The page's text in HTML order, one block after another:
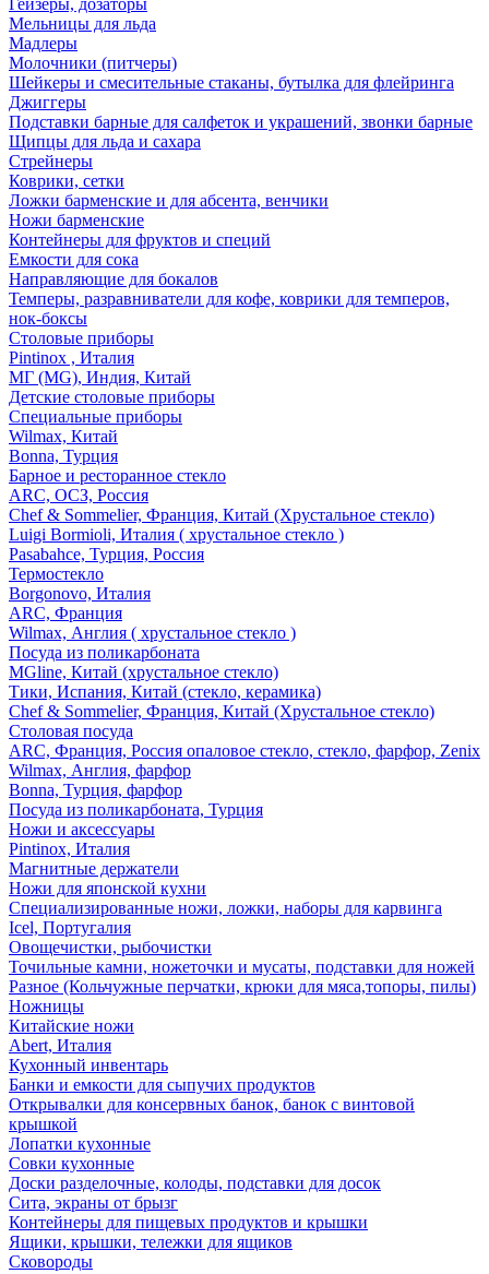
Гейзеры, дозаторы
Мельницы для льда
Мадлеры
Молочники (питчеры)
Шейкеры и смесительные стаканы, бутылка для флейринга
Джиггеры
Подставки барные для салфеток и украшений, звонки барные
Щипцы для льда и сахара
Стрейнеры
Коврики, сетки
Ложки барменские и для абсента, венчики
Ножи барменские
Контейнеры для фруктов и специй
Емкости для сока
Направляющие для бокалов
Темперы, разравниватели для кофе, коврики для темперов,
нок-боксы
Столовые приборы
Pintinox , Италия
МГ (MG), Индия, Китай
Детские столовые приборы
Специальные приборы
Wilmax, Китай
Bonna, Турция
Барное и ресторанное стекло
ARC, ОСЗ, Россия
Chef & Sommelier, Франция, Китай (Хрустальное стекло)
Luigi Bormioli, Италия ( хрустальное стекло )
Pasabahce, Турция, Россия
Термостекло
Borgonovo, Италия
ARC, Франция
Wilmax, Англия ( хрустальное стекло )
Посуда из поликарбоната
MGline, Китай (хрустальное стекло)
Тики, Испания, Китай (стекло, керамика)
Chef & Sommelier, Франция, Китай (Хрустальное стекло)
Столовая посуда
ARC, Франция, Россия опаловое стекло, стекло, фарфор, Zenix
Wilmax, Англия, фарфор
Bonna, Турция, фарфор
Посуда из поликарбоната, Турция
Ножи и аксессуары
Pintinox, Италия
Магнитные держатели
Ножи для японской кухни
Специализированные ножи, ложки, наборы для карвинга
Icel, Португалия
Овощечистки, рыбочистки
Точильные камни, ножеточки и мусаты, подставки для ножей
Разное (Кольчужные перчатки, крюки для мяса,топоры, пилы)
Ножницы
Китайские ножи
Abert, Италия
Кухонный инвентарь
Банки и емкости для сыпучих продуктов
Открывалки для консервных банок, банок с винтовой
крышкой
Лопатки кухонные
Совки кухонные
Доски разделочные, колоды, подставки для досок
Сита, экраны от брызг
Контейнеры для пищевых продуктов и крышки
Ящики, крышки, тележки для ящиков
Сковороды